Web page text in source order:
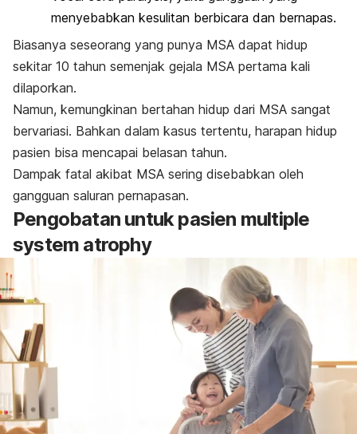
menyebabkan kesulitan berbicara dan bernapas.
Biasanya seseorang yang punya MSA dapat hidup
sekitar 10 tahun semenjak gejala MSA pertama kali
dilaporkan.
Namun, kemungkinan bertahan hidup dari MSA sangat
bervariasi. Bahkan dalam kasus tertentu, harapan hidup
pasien bisa mencapai belasan tahun.
Dampak fatal akibat MSA sering disebabkan oleh
gangguan saluran pernapasan.
Pengobatan untuk pasien multiple
system atrophy